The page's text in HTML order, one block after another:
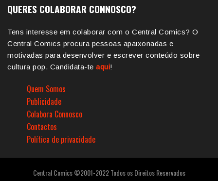
QUERES COLABORAR CONNOSCO?
Tens interesse em colaborar com o Central Comics? O
Central Comics procura pessoas apaixonadas e
motivadas para desenvolver e escrever conteúdo sobre
cultura pop. Candidata-te aqui!
Quem Somos
Publicidade
Colabora Connosco
Contactos
Política de privacidade
Central Comics ©2001-2022 Todos os Direitos Reservados